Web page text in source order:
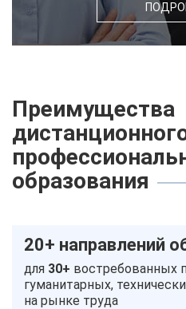
Преимущества
образования
20+ направлений
для 30+ востребованных
гуманитарных,
на рынке труда